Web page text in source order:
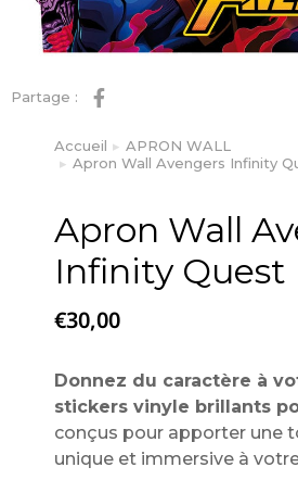
Partage :
Vous êtes ici :
Accueil
APRON WALL
Apron Wall Avengers Infinity
Apron Wall
Infinity Quest
€30,00
Donnez du caractère à
stickers vinyle brillants
conçus pour apporter une
unique et immersive à